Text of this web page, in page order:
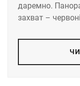
даремно.
захват –